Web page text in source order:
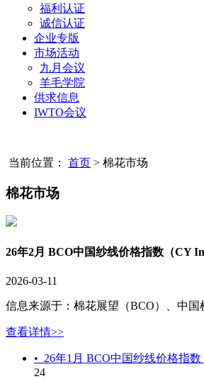
福利认证
诚信认证
企业专版
市场活动
九月会议
羊毛学院
供求信息
IWTO会议
当前位置： 首页 > 棉花市场
棉花市场
26年2月 BCO中国纱线价格指数（CY
2026-03-11
信息来源于：棉花展望（BCO）、中国
查看详情>>
• 26年1月 BCO中国纱线价格指数
24